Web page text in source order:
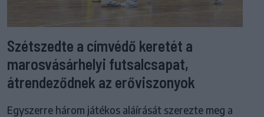
Szétszedte a címvédő keretét a
marosvásárhelyi futsalcsapat,
átrendeződnek az erőviszonyok
Egyszerre három játékos aláírását szerezte meg a